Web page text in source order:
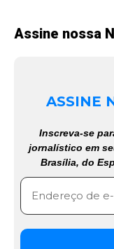
Assine nossa
ASSINE
Inscreva-se
jornalístico em
Brasília, do